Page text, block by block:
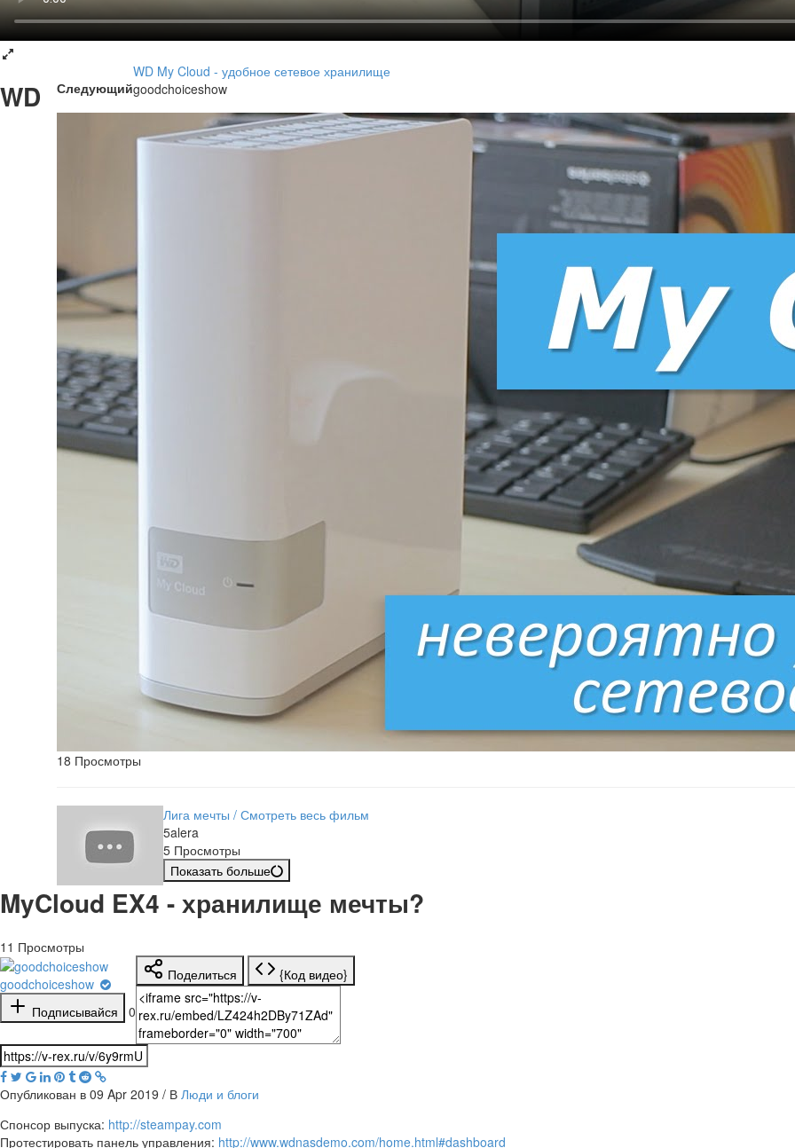
Следующий
WD My Cloud - удобное сетевое хранилище
goodchoiceshow
18 Просмотры
Лига мечты / Смотреть весь фильм
5alera
5 Просмотры
Показать больше
WD
MyCloud EX4 - хранилище мечты?
11 Просмотры
goodchoiceshow
Подписывайся
0
Поделиться {Код видео}
Опубликован в 09 Apr 2019 / В Люди и блоги
Спонсор выпуска: http://steampay.com
Протестировать панель управления: http://www.wdnasdemo.com/home.html#dashboard